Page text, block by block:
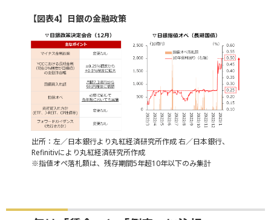
【図表4】日銀の金融政策
出所：左／日本銀行より丸紅経済研究所作成 右／日本銀行、
Refinitivにより丸紅経済研究所作成
※指値オペ落札額は、残存期間5年超10年以下のみ集計